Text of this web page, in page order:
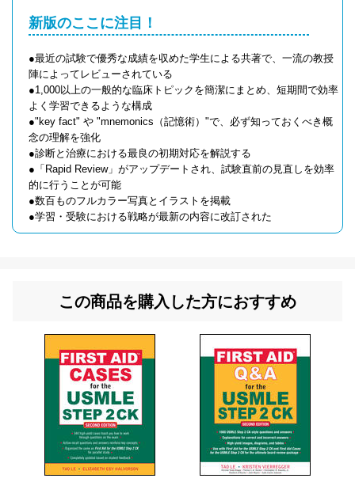
新版のここに注目！
●最近の試験で優秀な成績を収めた学生による共著で、一流の教授
陣によってレビューされている
●1,000以上の一般的な臨床トピックを簡潔にまとめ、短期間で効率
よく学習できるような構成
●"key fact" や "mnemonics（記憶術）"で、必ず知っておくべき概
念の理解を強化
●診断と治療における最良の初期対応を解説する
●「Rapid Review」がアップデートされ、試験直前の見直しを効率
的に行うことが可能
●数百ものフルカラー写真とイラストを掲載
●学習・受験における戦略が最新の内容に改訂された
この商品を購入した方におすすめ